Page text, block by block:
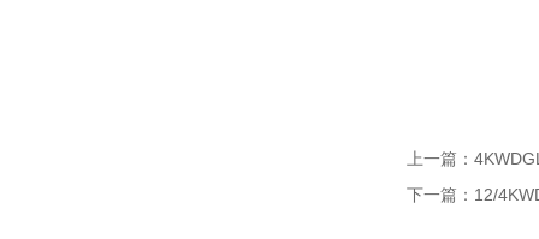
上一篇：
下一篇： 12/